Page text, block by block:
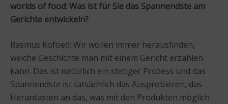
worlds of food:Was ist für Sie das Spannendste am
Gerichte entwickeln?
Rasmus Kofoed: Wir wollen immer herausfinden,
welche Geschichte man mit einem Gericht erzählen
kann. Das ist natürlich ein stetiger Prozess und das
Spannendste ist tatsächlich das Ausprobieren, das
Herantasten an das, was mit den Produkten möglich